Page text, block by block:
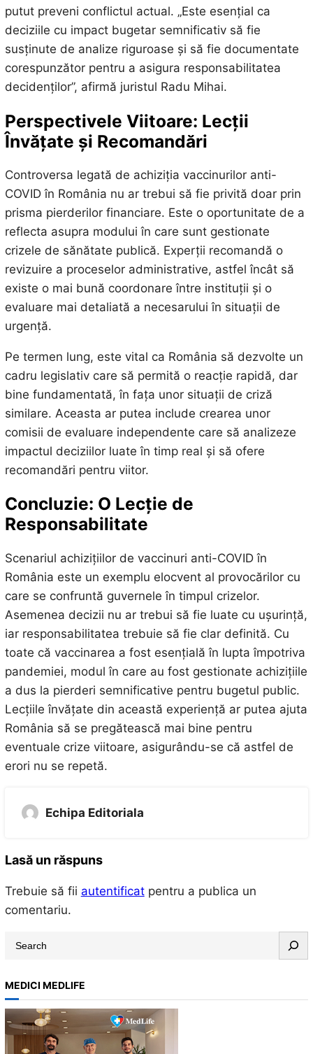
putut preveni conflictul actual. „Este esențial ca
deciziile cu impact bugetar semnificativ să fie
susținute de analize riguroase și să fie documentate
corespunzător pentru a asigura responsabilitatea
decidenților”, afirmă juristul Radu Mihai.
Perspectivele Viitoare: Lecții
Învățate și Recomandări
Controversa legată de achiziția vaccinurilor anti-
COVID în România nu ar trebui să fie privită doar prin
prisma pierderilor financiare. Este o oportunitate de a
reflecta asupra modului în care sunt gestionate
crizele de sănătate publică. Experții recomandă o
revizuire a proceselor administrative, astfel încât să
existe o mai bună coordonare între instituții și o
evaluare mai detaliată a necesarului în situații de
urgență.
Pe termen lung, este vital ca România să dezvolte un
cadru legislativ care să permită o reacție rapidă, dar
bine fundamentată, în fața unor situații de criză
similare. Aceasta ar putea include crearea unor
comisii de evaluare independente care să analizeze
impactul deciziilor luate în timp real și să ofere
recomandări pentru viitor.
Concluzie: O Lecție de
Responsabilitate
Scenariul achizițiilor de vaccinuri anti-COVID în
România este un exemplu elocvent al provocărilor cu
care se confruntă guvernele în timpul crizelor.
Asemenea decizii nu ar trebui să fie luate cu ușurință,
iar responsabilitatea trebuie să fie clar definită. Cu
toate că vaccinarea a fost esențială în lupta împotriva
pandemiei, modul în care au fost gestionate achizițiile
a dus la pierderi semnificative pentru bugetul public.
Lecțiile învățate din această experiență ar putea ajuta
România să se pregătească mai bine pentru
eventuale crize viitoare, asigurându-se că astfel de
erori nu se repetă.
Echipa Editoriala
Lasă un răspuns
Trebuie să fii autentificatpentru a publica un
comentariu.
r
c
h
MEDICI MEDLIFE